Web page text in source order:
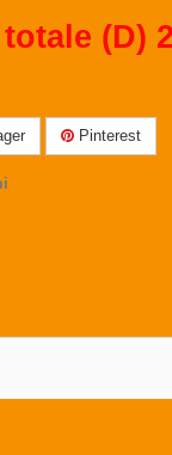
(D)
Pinterest